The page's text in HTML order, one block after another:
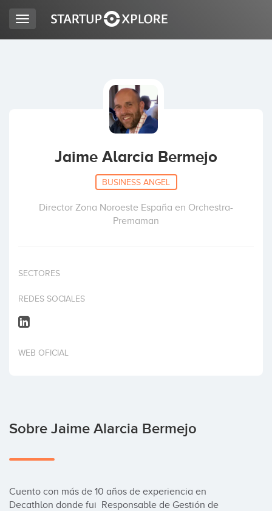
Toggle
navigation
Jaime Alarcia Bermejo
BUSINESS ANGEL
Director Zona Noroeste España en Orchestra-
Premaman
SECTORES
REDES SOCIALES
WEB OFICIAL
Sobre Jaime Alarcia Bermejo
Cuento con más de 10 años de experiencia en
Decathlon donde fui  Responsable de Gestión de